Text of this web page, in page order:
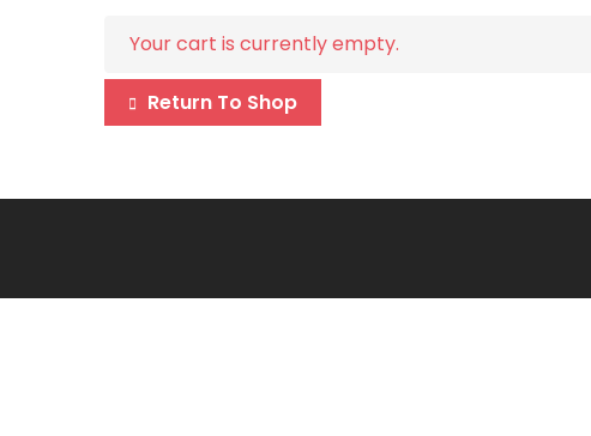
Your cart is currently empty.
Return To Shop